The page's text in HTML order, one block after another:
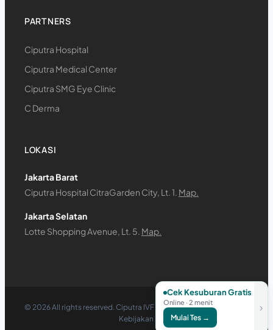
PARTNERS
Ciputra Hospital
Ciputra Medical Center
Ciputra SMG Eye Clinic
C Derma
LOKASI
Jakarta Barat
Ciputra Hospital CitraGarden City, Lt. 1. Map.
Jakarta Selatan
Lotte Shopping Avenue, Lt. 5. Map.
© 2026All rights reserved. Ciputra IVF – PT Citra Graha Nusa
Kebijakan Privasi·Syarat & Ketentuan
Cek Kesuburan Gratis
Online · 2 menit
Mulai Tes →
›